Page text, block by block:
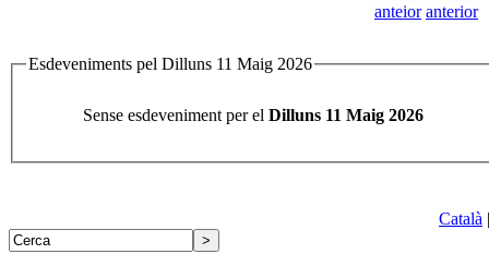
Esdeveniments pel Dilluns 11 Maig 2026
Sense esdeveniment per el Dilluns 11 Maig 2026
Català